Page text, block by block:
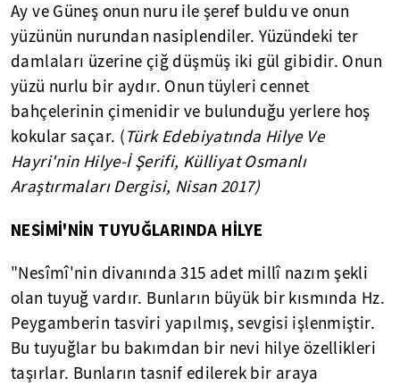
Ay ve Güneş onun nuru ile şeref buldu ve onun
yüzünün nurundan nasiplendiler. Yüzündeki ter
damlaları üzerine çiğ düşmüş iki gül gibidir. Onun
yüzü nurlu bir aydır. Onun tüyleri cennet
bahçelerinin çimenidir ve bulunduğu yerlere hoş
kokular saçar. (Türk Edebiyatında Hilye Ve
Hayri'nin Hilye-İ Şerifi, Külliyat Osmanlı
Araştırmaları Dergisi, Nisan 2017)
NESİMİ'NİN TUYUĞLARINDA HİLYE
"Nesîmî'nin divanında 315 adet millî nazım şekli
olan tuyuğ vardır. Bunların büyük bir kısmında Hz.
Peygamberin tasviri yapılmış, sevgisi işlenmiştir.
Bu tuyuğlar bu bakımdan bir nevi hilye özellikleri
taşırlar. Bunların tasnif edilerek bir araya